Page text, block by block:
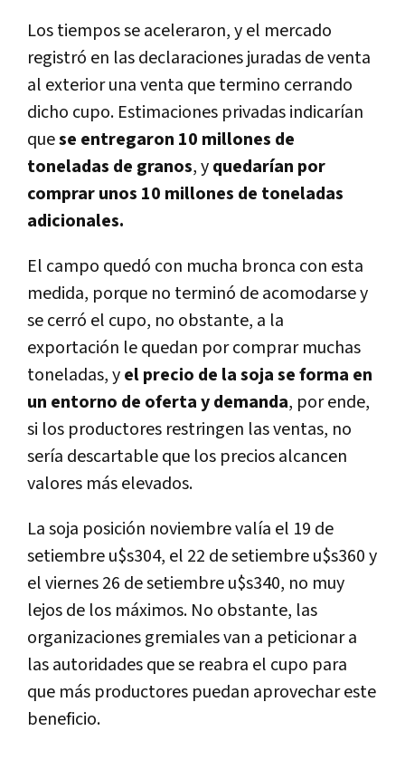
Los tiempos se aceleraron, y el mercado
registró en las declaraciones juradas de venta
al exterior una venta que termino cerrando
dicho cupo. Estimaciones privadas indicarían
quese entregaron 10 millones de
toneladas de granos, yquedarían por
comprar unos 10 millones de toneladas
adicionales.
El campo quedó con mucha bronca con esta
medida, porque no terminó de acomodarse y
se cerró el cupo, no obstante, a la
exportación le quedan por comprar muchas
toneladas, yel precio de la soja se forma en
un entorno de oferta y demanda, por ende,
si los productores restringen las ventas, no
sería descartable que los precios alcancen
valores más elevados.
La soja posición noviembre valía el 19 de
setiembre u$s304, el 22 de setiembre u$s360 y
el viernes 26 de setiembre u$s340, no muy
lejos de los máximos. No obstante, las
organizaciones gremiales van a peticionar a
las autoridades que se reabra el cupo para
que más productores puedan aprovechar este
beneficio.